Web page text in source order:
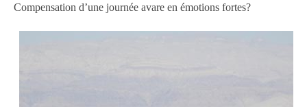
Compensation d’une journée avare en émotions fortes?